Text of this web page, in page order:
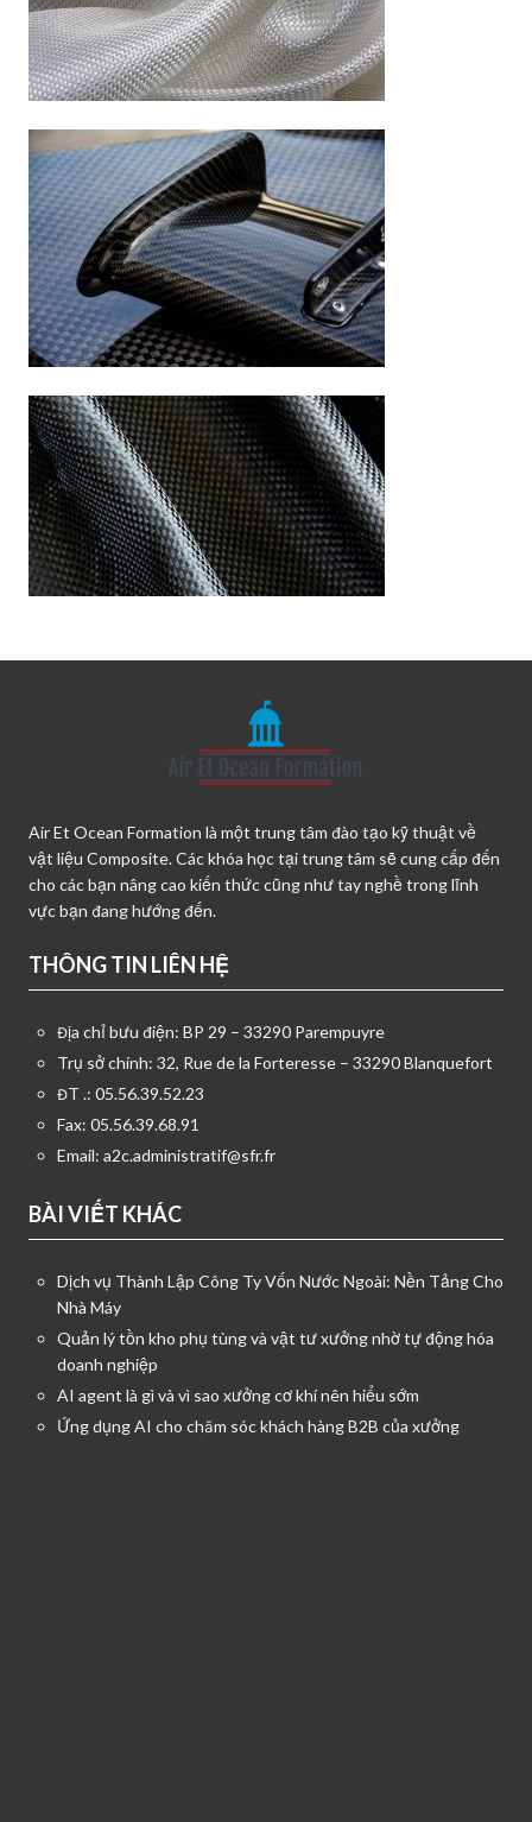
Air Et Ocean Formation là một trung tâm đào tạo kỹ thuật về
vật liệu Composite. Các khóa học tại trung tâm sẽ cung cấp đến
cho các bạn nâng cao kiến thức cũng như tay nghề trong lĩnh
vực bạn đang hướng đến.
THÔNG TIN LIÊN HỆ
Địa chỉ bưu điện: BP 29 – 33290 Parempuyre
Trụ sở chính: 32, Rue de la Forteresse – 33290 Blanquefort
ĐT .: 05.56.39.52.23
Fax: 05.56.39.68.91
Email: a2c.administratif@sfr.fr
BÀI VIẾT KHÁC
Dịch vụ Thành Lập Công Ty Vốn Nước Ngoài: Nền Tảng Cho
Nhà Máy
Quản lý tồn kho phụ tùng và vật tư xưởng nhờ tự động hóa
doanh nghiệp
AI agent là gì và vì sao xưởng cơ khí nên hiểu sớm
Ứng dụng AI cho chăm sóc khách hàng B2B của xưởng